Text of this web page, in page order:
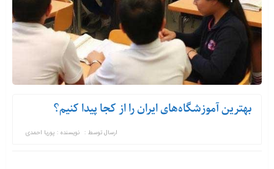
بهترین آموزشگاه‌های ایران را از کجا پیدا کنیم؟
ارسال توسط : نویسنده : پوریا احمدی